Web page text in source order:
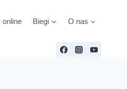
online Biegi O nas